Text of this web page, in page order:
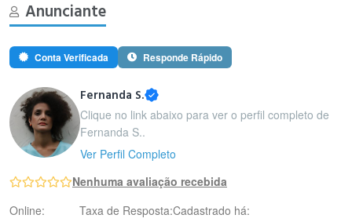
Anunciante
Conta Verificada Responde Rápido
Fernanda S.
Clique no link abaixo para ver o perfil completo de
Fernanda S..
Ver Perfil Completo
Nenhuma avaliação recebida
Online:
Taxa de Resposta:Cadastrado há: